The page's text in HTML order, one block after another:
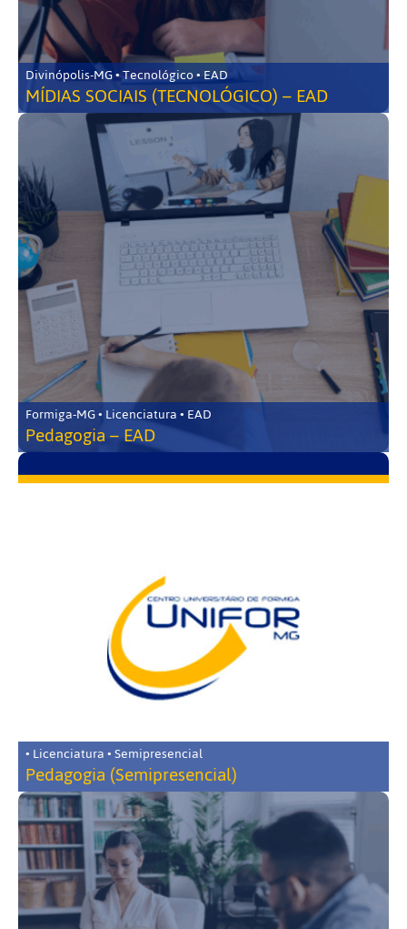
Divinópolis-MG • Tecnológico • EAD
MÍDIAS SOCIAIS (TECNOLÓGICO) – EAD
Formiga-MG • Licenciatura • EAD
Pedagogia – EAD
• Licenciatura • Semipresencial
Pedagogia (Semipresencial)